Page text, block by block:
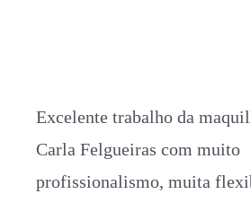
Excelente trabalho da
Carla Felgueiras com muito
profissionalismo, muita